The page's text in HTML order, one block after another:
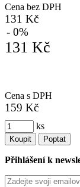
Cena bez DPH
131 Kč
- 0%
131 Kč
Cena s DPH
159 Kč
ks
Koupit Poptat
Přihlášení k